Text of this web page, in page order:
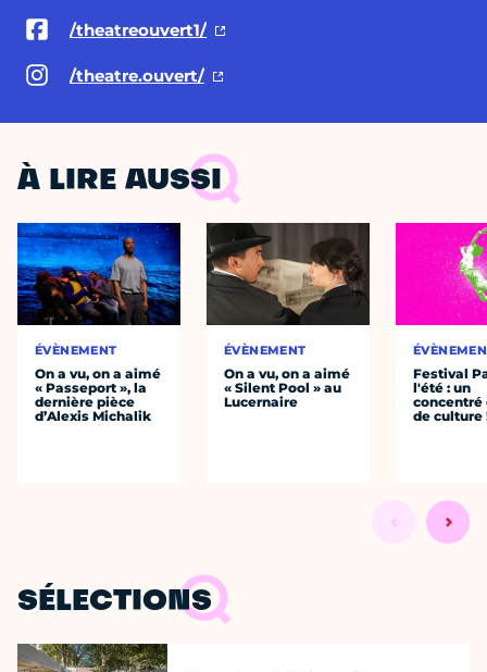
/theatreouvert1/
/theatre.ouvert/
À LIRE AUSSI
ÉVÈNEMENT
On a vu, on a aimé
« Passeport », la
dernière pièce
d’Alexis Michalik
ÉVÈNEMENT
On a vu, on a aimé
« Silent Pool » au
Lucernaire
Festival
l'été : un
concentré
de culture
SÉLECTIONS